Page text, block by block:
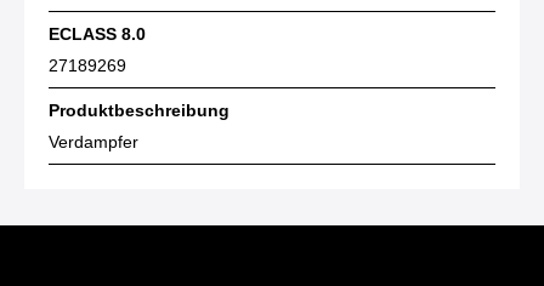
ECLASS 8.0
27189269
Produktbeschreibung
Verdampfer